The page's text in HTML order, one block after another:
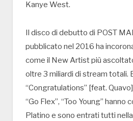
Kanye West.
Il disco di debutto di POST
pubblicato nel 2016 ha
come il New Artist più
oltre 3 miliardi di stream totali.
“Congratulations” [feat.
“Go Flex”, “Too Young” hanno
Platino e sono entrati tutti